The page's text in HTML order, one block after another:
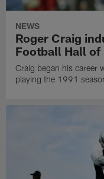
NEWS
Roger Craig
Football Hall of
Craig began his career
playing the 1991